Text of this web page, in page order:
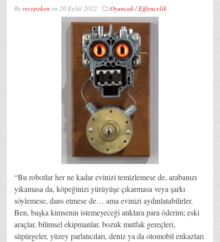
Byrecepeken on 20 Eylül 2012 Oyuncak / Eğlencelik
“Bu robotlar her ne kadar evinizi temizlemese de, arabanızı
yıkamasa da, köpeğinizi yürüyüşe çıkarmasa veya şarkı
söylemese, dans etmese de… ama evinizi aydınlatabilirler.
Ben, başka kimsenin istemeyeceği atıklara para öderim; eski
araçlar, bilimsel ekipmanlar, bozuk mutfak gereçleri,
süpürgeler, yüzey parlatıcıları, deniz ya da otomobil enkazları